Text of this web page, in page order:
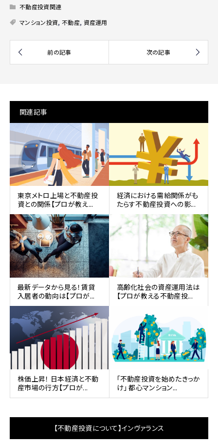
不動産投資関連
マンション投資, 不動産, 資産運用
関連記事
東京メトロ上場と不動産投
資との関係【プロが教え...
経済における需給関係がも
たらす不動産投資への影...
最新データから見る！賃貸
入居者の動向は【プロが...
高齢化社会の資産運用法は
【プロが教える不動産投...
株価上昇！ 日本経済と不動
産市場の行方【プロが...
｢不動産投資を始めたきっか
け｣ 都心マンション...
【不動産投資について】インヴァランス